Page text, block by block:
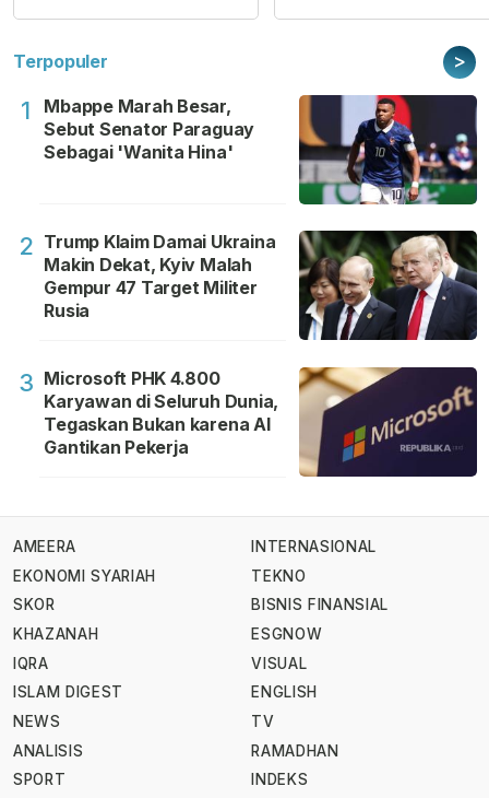
Terpopuler >
1
Mbappe Marah Besar,
Sebut Senator Paraguay
Sebagai 'Wanita Hina'
2 Trump Klaim Damai Ukraina
Makin Dekat, Kyiv Malah
Gempur 47 Target Militer
Rusia
3 Microsoft PHK 4.800
Karyawan di Seluruh Dunia,
Tegaskan Bukan karena AI
Gantikan Pekerja
AMEERA
EKONOMI SYARIAH
SKOR
KHAZANAH
IQRA
ISLAM DIGEST
NEWS
ANALISIS
SPORT
INTERNASIONAL
TEKNO
BISNIS FINANSIAL
ESGNOW
VISUAL
ENGLISH
TV
RAMADHAN
INDEKS